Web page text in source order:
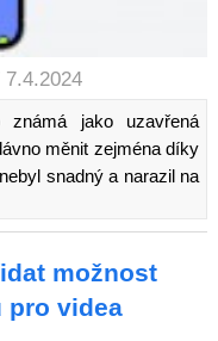
7.4.2024
jako uzavřená
měnit zejména díky
snadný a narazil na
možnost
pro videa